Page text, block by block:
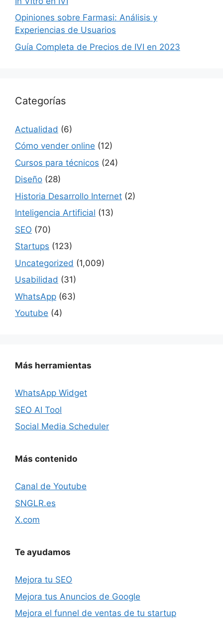
Opiniones sobre Farmasi: Análisis y
Experiencias de Usuarios
Guía Completa de Precios de IVI en 2023
Categorías
Actualidad (6)
Cómo vender online (12)
Cursos para técnicos (24)
Diseño (28)
Historia Desarrollo Internet (2)
Inteligencia Artificial (13)
SEO (70)
Startups (123)
Uncategorized (1,009)
Usabilidad (31)
WhatsApp (63)
Youtube (4)
Más herramientas
WhatsApp Widget
SEO AI Tool
Social Media Scheduler
Más contenido
Canal de Youtube
SNGLR.es
X.com
Te ayudamos
Mejora tu SEO
Mejora tus Anuncios de Google
Mejora el funnel de ventas de tu startup